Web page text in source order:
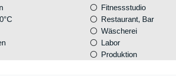
Fitnessstudio
Restaurant, Bar
Wäscherei
Labor
Produktion